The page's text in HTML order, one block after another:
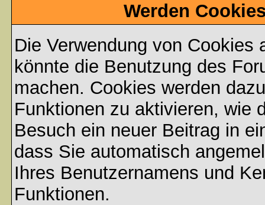
Werden
Die Verwendung von
könnte die Benutzung des
machen. Cookies werden
Funktionen zu aktivieren, wie
Besuch ein neuer Beitrag in
dass Sie automatisch
Ihres Benutzernamens und
Funktionen.